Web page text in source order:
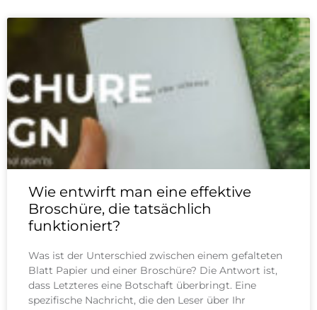
Wie entwirft man eine effektive
Broschüre, die tatsächlich
funktioniert?
Was ist der Unterschied zwischen einem gefalteten
Blatt Papier und einer Broschüre? Die Antwort ist,
dass Letzteres eine Botschaft überbringt. Eine
spezifische Nachricht, die den Leser über Ihr